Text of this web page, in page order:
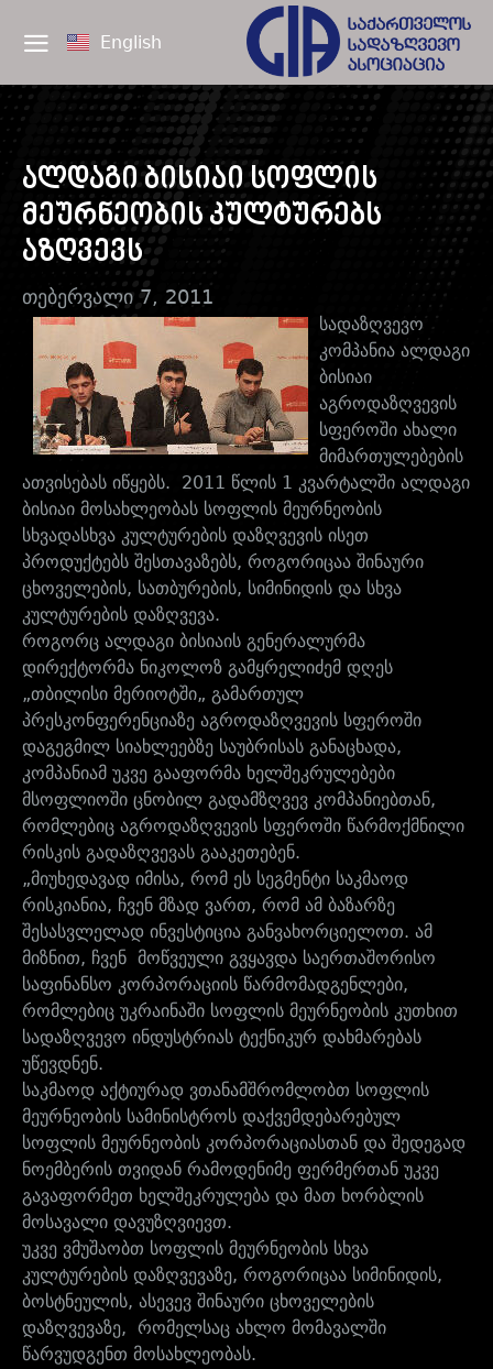
English
ალდაგი ბისიაი სოფლის
მეურნეობის კულტურებს
აზღვევს
თებერვალი 7, 2011
სადაზღვევო
კომპანია ალდაგი
ბისიაი
აგროდაზღვევის
სფეროში ახალი
მიმართულებების
ათვისებას იწყებს. 2011 წლის 1 კვარტალში ალდაგი
ბისიაი მოსახლეობას სოფლის მეურნეობის
სხვადასხვა კულტურების დაზღვევის ისეთ
პროდუქტებს შესთავაზებს, როგორიცაა შინაური
ცხოველების, სათბურების, სიმინიდის და სხვა
კულტურების დაზღვევა.
როგორც ალდაგი ბისიაის გენერალურმა
დირექტორმა ნიკოლოზ გამყრელიძემ დღეს
„თბილისი მერიოტში„ გამართულ
პრესკონფერენციაზე აგროდაზღვევის სფეროში
დაგეგმილ სიახლეებზე საუბრისას განაცხადა,
კომპანიამ უკვე გააფორმა ხელშეკრულებები
მსოფლიოში ცნობილ გადამზღვევ კომპანიებთან,
რომლებიც აგროდაზღვევის სფეროში წარმოქმნილი
რისკის გადაზღვევას გააკეთებენ.
„მიუხედავად იმისა, რომ ეს სეგმენტი საკმაოდ
რისკიანია, ჩვენ მზად ვართ, რომ ამ ბაზარზე
შესასვლელად ინვესტიცია განვახორციელოთ. ამ
მიზნით, ჩვენ მოწვეული გვყავდა საერთაშორისო
საფინანსო კორპორაციის წარმომადგენლები,
რომლებიც უკრაინაში სოფლის მეურნეობის კუთხით
სადაზღვევო ინდუსტრიას ტექნიკურ დახმარებას
უწევდნენ.
საკმაოდ აქტიურად ვთანამშრომლობთ სოფლის
მეურნეობის სამინისტროს დაქვემდებარებულ
სოფლის მეურნეობის კორპორაციასთან და შედეგად
ნოემბერის თვიდან რამოდენიმე ფერმერთან უკვე
გავაფორმეთ ხელშეკრულება და მათ ხორბლის
მოსავალი დავუზღვიევთ.
უკვე ვმუშაობთ სოფლის მეურნეობის სხვა
კულტურების დაზღვევაზე, როგორიცაა სიმინიდის,
ბოსტნეულის, ასევევ შინაური ცხოველების
დაზღვევაზე, რომელსაც ახლო მომავალში
წარვუდგენთ მოსახლეობას.